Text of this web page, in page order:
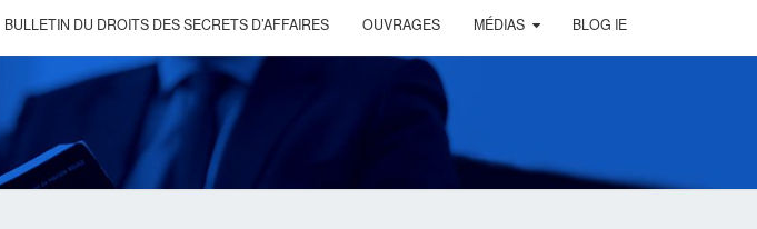
BULLETIN DU DROITS DES SECRETS D’AFFAIRES OUVRAGES MÉDIAS BLOG IE